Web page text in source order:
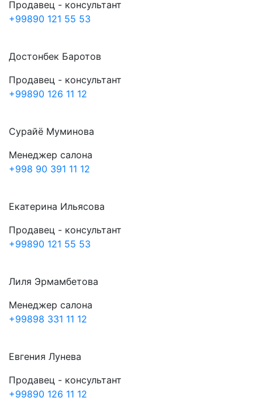
Продавец - консультант
+99890 121 55 53
Достонбек Баротов
Продавец - консультант
+99890 126 11 12
Сурайё Муминова
Менеджер салона
+998 90 391 11 12
Екатерина Ильясова
Продавец - консультант
+99890 121 55 53
Лиля Эрмамбетова
Менеджер салона
+99898 331 11 12
Евгения Лунева
Продавец - консультант
+99890 126 11 12